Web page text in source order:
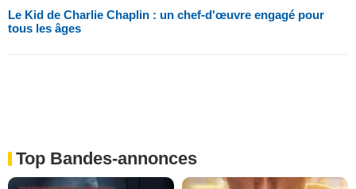
Le Kid de Charlie Chaplin : un chef-d'œuvre engagé pour
tous les âges
Top Bandes-annonces